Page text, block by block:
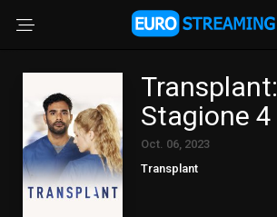
Transplant:
Stagione 4
Oct. 06, 2023
Transplant